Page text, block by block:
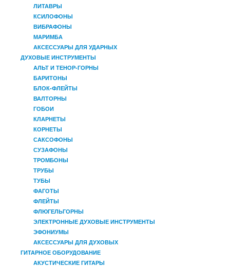
ЛИТАВРЫ
КСИЛОФОНЫ
ВИБРАФОНЫ
МАРИМБА
АКСЕССУАРЫ ДЛЯ УДАРНЫХ
ДУХОВЫЕ ИНСТРУМЕНТЫ
АЛЬТ И ТЕНОР-ГОРНЫ
БАРИТОНЫ
БЛОК-ФЛЕЙТЫ
ВАЛТОРНЫ
ГОБОИ
КЛАРНЕТЫ
КОРНЕТЫ
САКСОФОНЫ
СУЗАФОНЫ
ТРОМБОНЫ
ТРУБЫ
ТУБЫ
ФАГОТЫ
ФЛЕЙТЫ
ФЛЮГЕЛЬГОРНЫ
ЭЛЕКТРОННЫЕ ДУХОВЫЕ ИНСТРУМЕНТЫ
ЭФОНИУМЫ
АКСЕССУАРЫ ДЛЯ ДУХОВЫХ
ГИТАРНОЕ ОБОРУДОВАНИЕ
АКУСТИЧЕСКИЕ ГИТАРЫ